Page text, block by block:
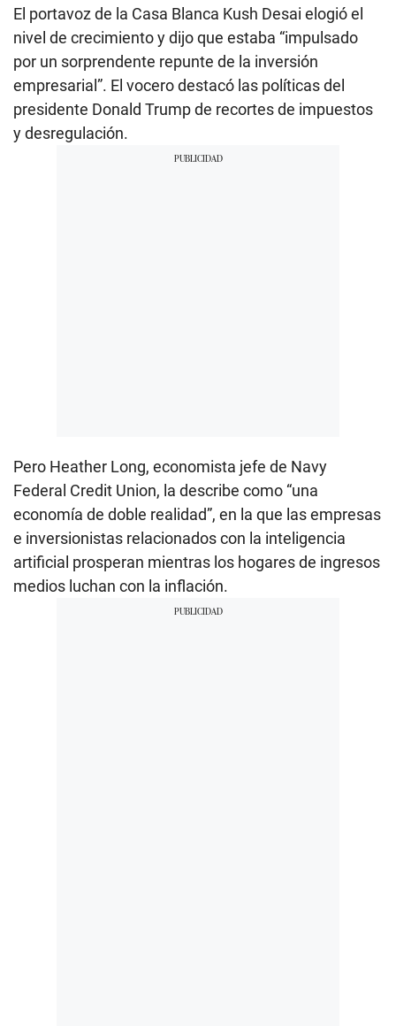
El portavoz de la Casa Blanca Kush Desai elogió el
nivel de crecimiento y dijo que estaba “impulsado
por un sorprendente repunte de la inversión
empresarial”. El vocero destacó las políticas del
presidente Donald Trump de recortes de impuestos
y desregulación.
Pero Heather Long, economista jefe de Navy
Federal Credit Union, la describe como “una
economía de doble realidad”, en la que las empresas
e inversionistas relacionados con la inteligencia
artificial prosperan mientras los hogares de ingresos
medios luchan con la inflación.